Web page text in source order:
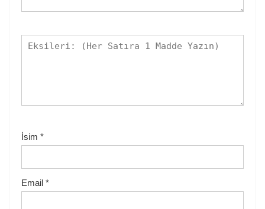
İsim *
Email *